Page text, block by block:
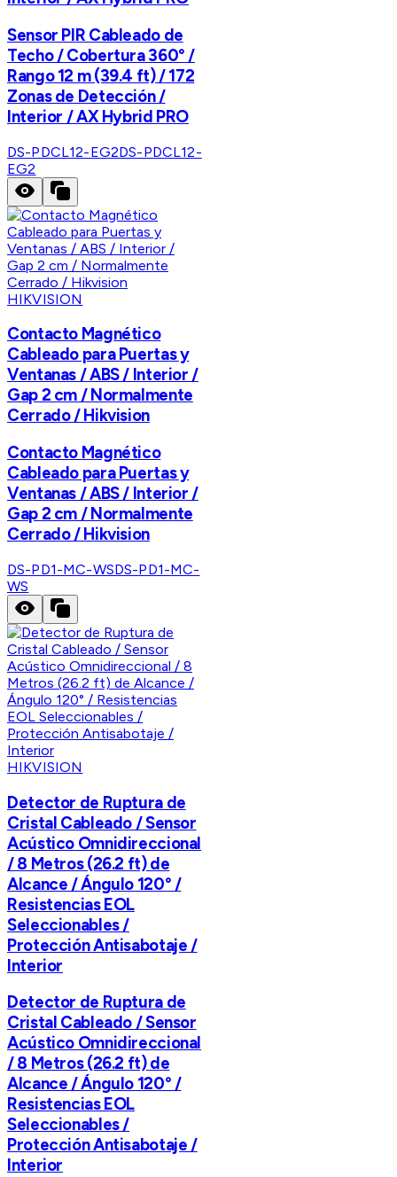
Sensor PIR Cableado de
Techo / Cobertura 360° /
Rango 12 m (39.4 ft) / 172
Zonas de Detección /
Interior / AX Hybrid PRO
DS-PDCL12-EG2DS-PDCL12-
EG2
HIKVISION
Contacto Magnético
Cableado para Puertas y
Ventanas / ABS / Interior /
Gap 2 cm / Normalmente
Cerrado / Hikvision
Contacto Magnético
Cableado para Puertas y
Ventanas / ABS / Interior /
Gap 2 cm / Normalmente
Cerrado / Hikvision
DS-PD1-MC-WSDS-PD1-MC-
WS
HIKVISION
Detector de Ruptura de
Cristal Cableado / Sensor
Acústico Omnidireccional
/ 8 Metros (26.2 ft) de
Alcance / Ángulo 120° /
Resistencias EOL
Seleccionables /
Protección Antisabotaje /
Interior
Detector de Ruptura de
Cristal Cableado / Sensor
Acústico Omnidireccional
/ 8 Metros (26.2 ft) de
Alcance / Ángulo 120° /
Resistencias EOL
Seleccionables /
Protección Antisabotaje /
Interior